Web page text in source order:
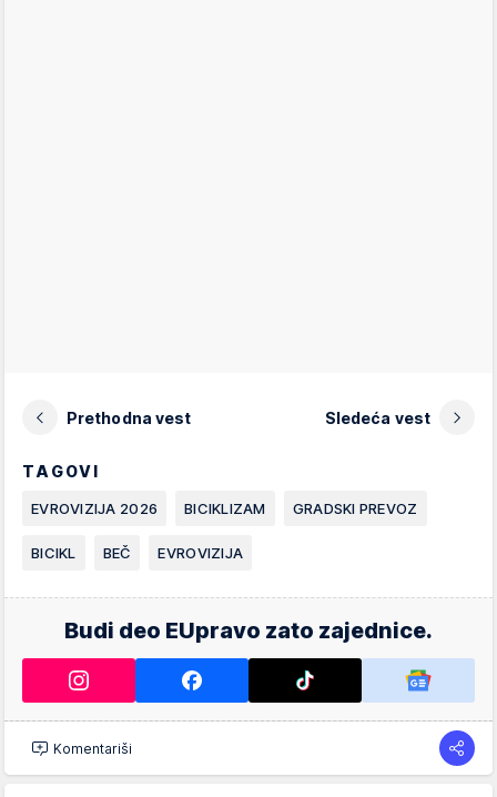
Prethodna vest Sledeća vest
TAGOVI
EVROVIZIJA 2026 BICIKLIZAM GRADSKI PREVOZ
BICIKL BEČ EVROVIZIJA
Budi deo EUpravo zato zajednice.
Komentariši